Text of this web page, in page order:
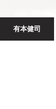
有本健司